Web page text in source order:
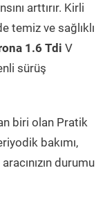
arttırır. Kirli
temiz ve sağlıklı
1.6 Tdi V
sürüş
biri olan Pratik
bakımı,
durumu